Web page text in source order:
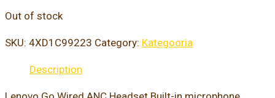
Out of stock
SKU: 4XD1C99223 Category: Kategooria
Description